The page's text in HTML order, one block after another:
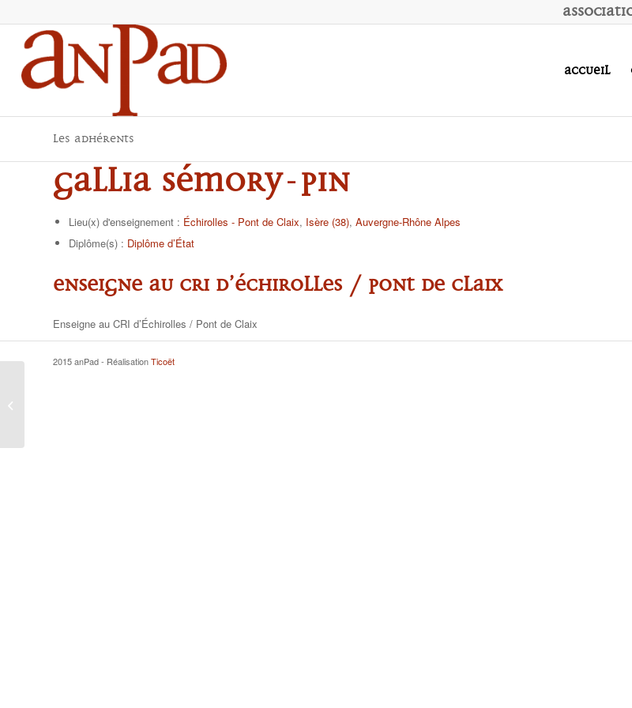
A
Accueil
Les adhérents
Gallia SÉMORY-PIN
Lieu(x) d'enseignement : Échirolles - Pont de Claix, Isère (38), Auvergne-Rhône Alpes
Diplôme(s) : Diplôme d’État
Enseigne au CRI d’Échirolles / Pont de Claix
Enseigne au CRI d’Échirolles / Pont de Claix
2015 anPad - RéalisationTicoët